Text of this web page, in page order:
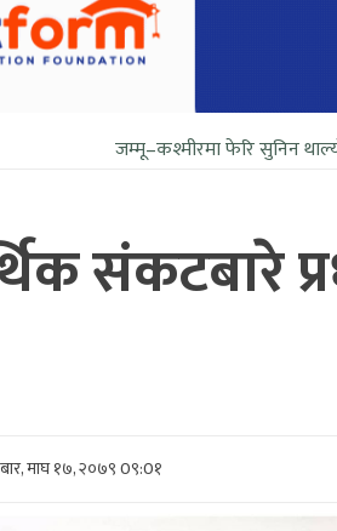
जम्मू–कश्मीरमा फेरि सुनिन थाल्यो गोली र
संकटबारे
माघ १७, २०७९0९:0१